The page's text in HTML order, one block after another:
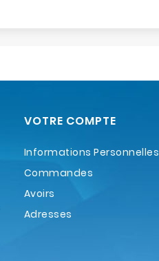
VOTRE COMPTE
Informations Personnelles
Commandes
Avoirs
Adresses